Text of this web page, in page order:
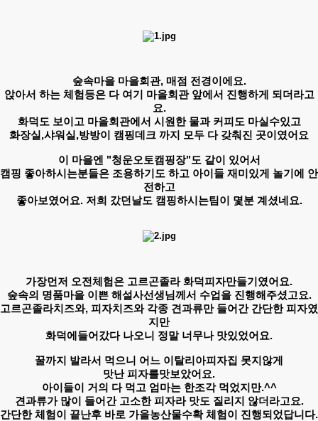
​숲속마을 마을회관, 매점 전경이에요.
앉아서 하는 체험등은 다 여기 마을회관 앞에서 진행하게 되더라고
요.
​화덕도 보이고 마을회관에서 시원한 물과 커피도 마실수있고
화장실,샤워실,방방이 캠핑데크 까지 모두 다 갖춰진 곳이였어요
이 마을엔 "청운오토캠핑장"도 같이 있어서
캠핑 좋아하시는분들은 조용하기도 하고 ​아이들 재미있게 놀기에 안
전하고
좋아보였어요. 저희 갔던날도 캠핑하시는팀이 몇분 계셨네요.
​가장먼저 오전체험은 고르곤졸라 화덕피자만들기였어요.
숲속의 명품마을 이쁜 해설사선생님께서 수업을 진행해주셨고요.
고르곤졸라치즈와, 피자치즈와 각종 견과류만 들어간 간단한 피자였
지만
화덕에들어갔다 나오니 정말 너무나 맛있었어요.
꿀까지 발라서 먹으니 어느 이탈리아피자집 못지않게
맛난 피자를맛보았어요.
아이들이 거의 다 먹고 엄마는 한조각 먹었지만.^^
견과류가 많이 들어간 고소한 피자라 맛도 질리지 않더라고요.
간단한 체험이 끝난후 바로 가을농산물수확 체험이 진행되었답니다.